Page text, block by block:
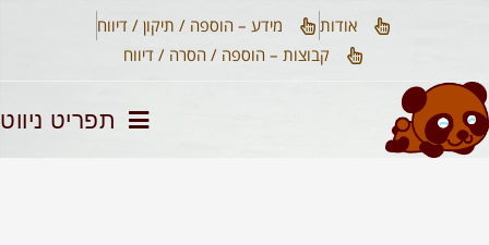
אודות​
מידע – הוספה / תיקון / דיווח
קבוצות – הוספה / הסרה / דיווח
תפריט ניווט